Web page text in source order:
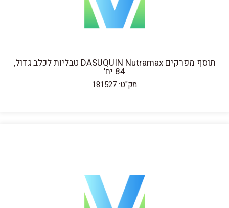
תוסף מפרקים DASUQUIN Nutramax טבליות לכלב גדול,
84 יח'
מק"ט: 181527